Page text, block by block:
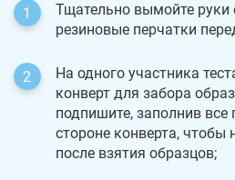
Тщательно вымойте
резиновые перчатки
На одного участника
конверт для забора
подпишите, заполнив все
стороне конверта, чтобы
после взятия образцов;